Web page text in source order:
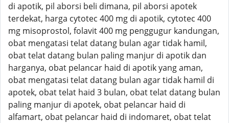
di apotik, pil aborsi beli dimana, pil aborsi apotek
terdekat, harga cytotec 400 mg di apotik, cytotec 400
mg misoprostol, folavit 400 mg penggugur kandungan,
obat mengatasi telat datang bulan agar tidak hamil,
obat telat datang bulan paling manjur di apotik dan
harganya, obat pelancar haid di apotik yang aman,
obat mengatasi telat datang bulan agar tidak hamil di
apotek, obat telat haid 3 bulan, obat telat datang bulan
paling manjur di apotek, obat pelancar haid di
alfamart, obat pelancar haid di indomaret, obat telat